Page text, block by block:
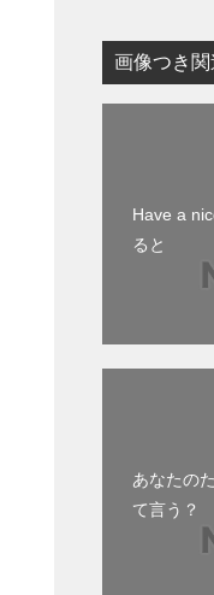
画像つき
Have a
ると
あなたの
て言う？